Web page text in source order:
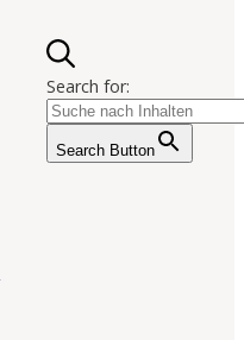
Search for:
Search Button